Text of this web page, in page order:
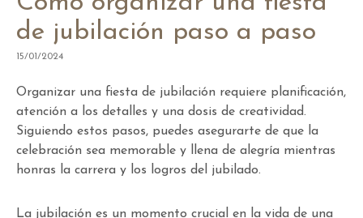
de jubilación paso a paso
15/01/2024
Organizar una fiesta de jubilación requiere planificación,
atención a los detalles y una dosis de creatividad.
Siguiendo estos pasos, puedes asegurarte de que la
celebración sea memorable y llena de alegría mientras
honras la carrera y los logros del jubilado.
La jubilación es un momento crucial en la vida de una